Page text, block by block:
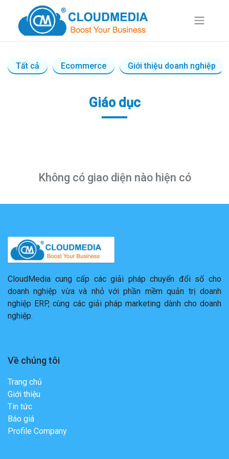
Tất cả Ecommerce Giới thiệu doanh nghiệp
Giáo dục
Không có giao diện nào hiện có
CloudMedia cung cấp các giải pháp chuyển đổi số cho
doanh nghiệp vừa và nhỏ với phần mềm quản trị doanh
nghiệp ERP, cùng các giải pháp marketing dành cho doanh
nghiệp.
Về chúng tôi
Trang chủ
Giới thiệu
Tin tức
Báo giá
Profile Company